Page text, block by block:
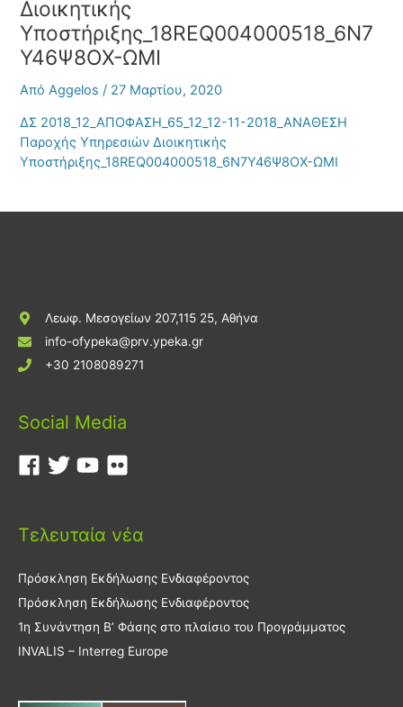
Διοικητικής
Υποστήριξης_18REQ004000518_6Ν7
Υ46Ψ8ΟΧ-ΩΜΙ
ΑπόAggelos/ 27 Μαρτίου, 2020
ΔΣ 2018_12_ΑΠΟΦΑΣΗ_65_12_12-11-2018_ΑΝΑΘΕΣΗ
Παροχής Υπηρεσιών Διοικητικής
Υποστήριξης_18REQ004000518_6Ν7Υ46Ψ8ΟΧ-ΩΜΙ
Λεωφ. Μεσογείων 207,115 25, Αθήνα
info-ofypeka@prv.ypeka.gr
+30 2108089271
Social Media
Τελευταία νέα
Πρόσκληση Εκδήλωσης Ενδιαφέροντος
Πρόσκληση Εκδήλωσης Ενδιαφέροντος
1η Συνάντηση Β’ Φάσης στο πλαίσιο του Προγράμματος
INVALIS – Interreg Europe